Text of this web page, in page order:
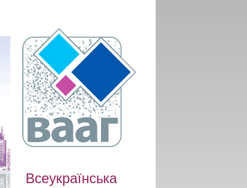
Всеукраїнська